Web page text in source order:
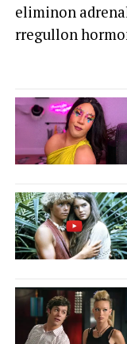
eliminon
rregullon